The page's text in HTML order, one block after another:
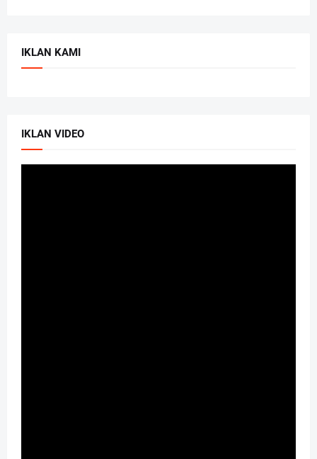
IKLAN KAMI
IKLAN VIDEO